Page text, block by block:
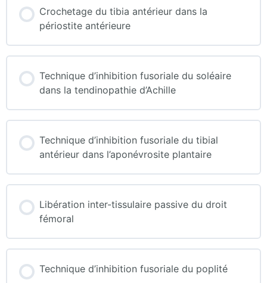
Crochetage du tibia antérieur dans la
périostite antérieure
Technique d’inhibition fusoriale du soléaire
dans la tendinopathie d’Achille
Technique d’inhibition fusoriale du tibial
antérieur dans l’aponévrosite plantaire
Libération inter-tissulaire passive du droit
fémoral
Technique d’inhibition fusoriale du poplité